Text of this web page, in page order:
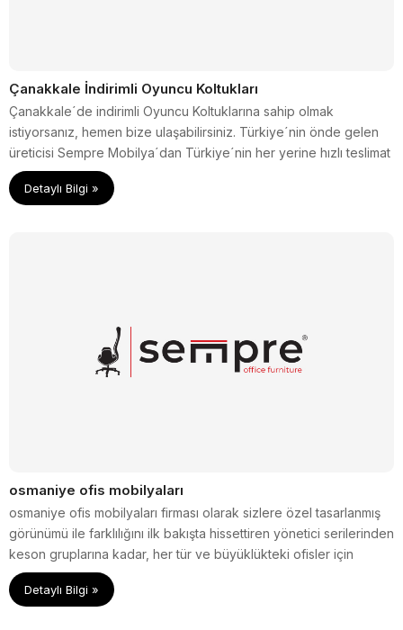
Çanakkale İndirimli Oyuncu Koltukları
Çanakkale´de indirimli Oyuncu Koltuklarına sahip olmak
istiyorsanız, hemen bize ulaşabilirsiniz. Türkiye´nin önde gelen
üreticisi Sempre Mobilya´dan Türkiye´nin her yerine hızlı teslimat
sağlanmaktadır.
Detaylı Bilgi »
osmaniye ofis mobilyaları
osmaniye ofis mobilyaları firması olarak sizlere özel tasarlanmış
görünümü ile farklılığını ilk bakışta hissettiren yönetici serilerinden
keson gruplarına kadar, her tür ve büyüklükteki ofisler için
tamamlayıcı, işlevsel ve estetik çözümler sunuyoruz.
Detaylı Bilgi »